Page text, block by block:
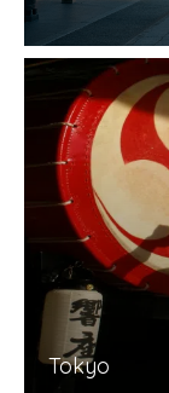
Tokyo